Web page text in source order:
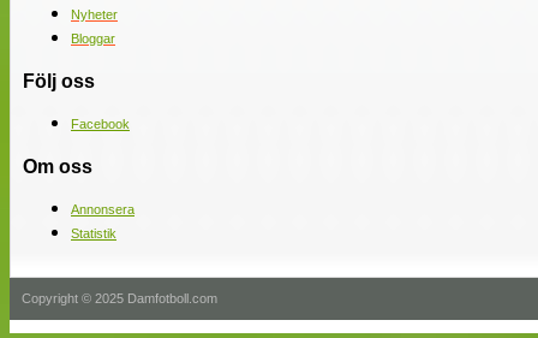
Nyheter
Bloggar
Följ oss
Facebook
Om oss
Annonsera
Statistik
Copyright © 2025 Damfotboll.com